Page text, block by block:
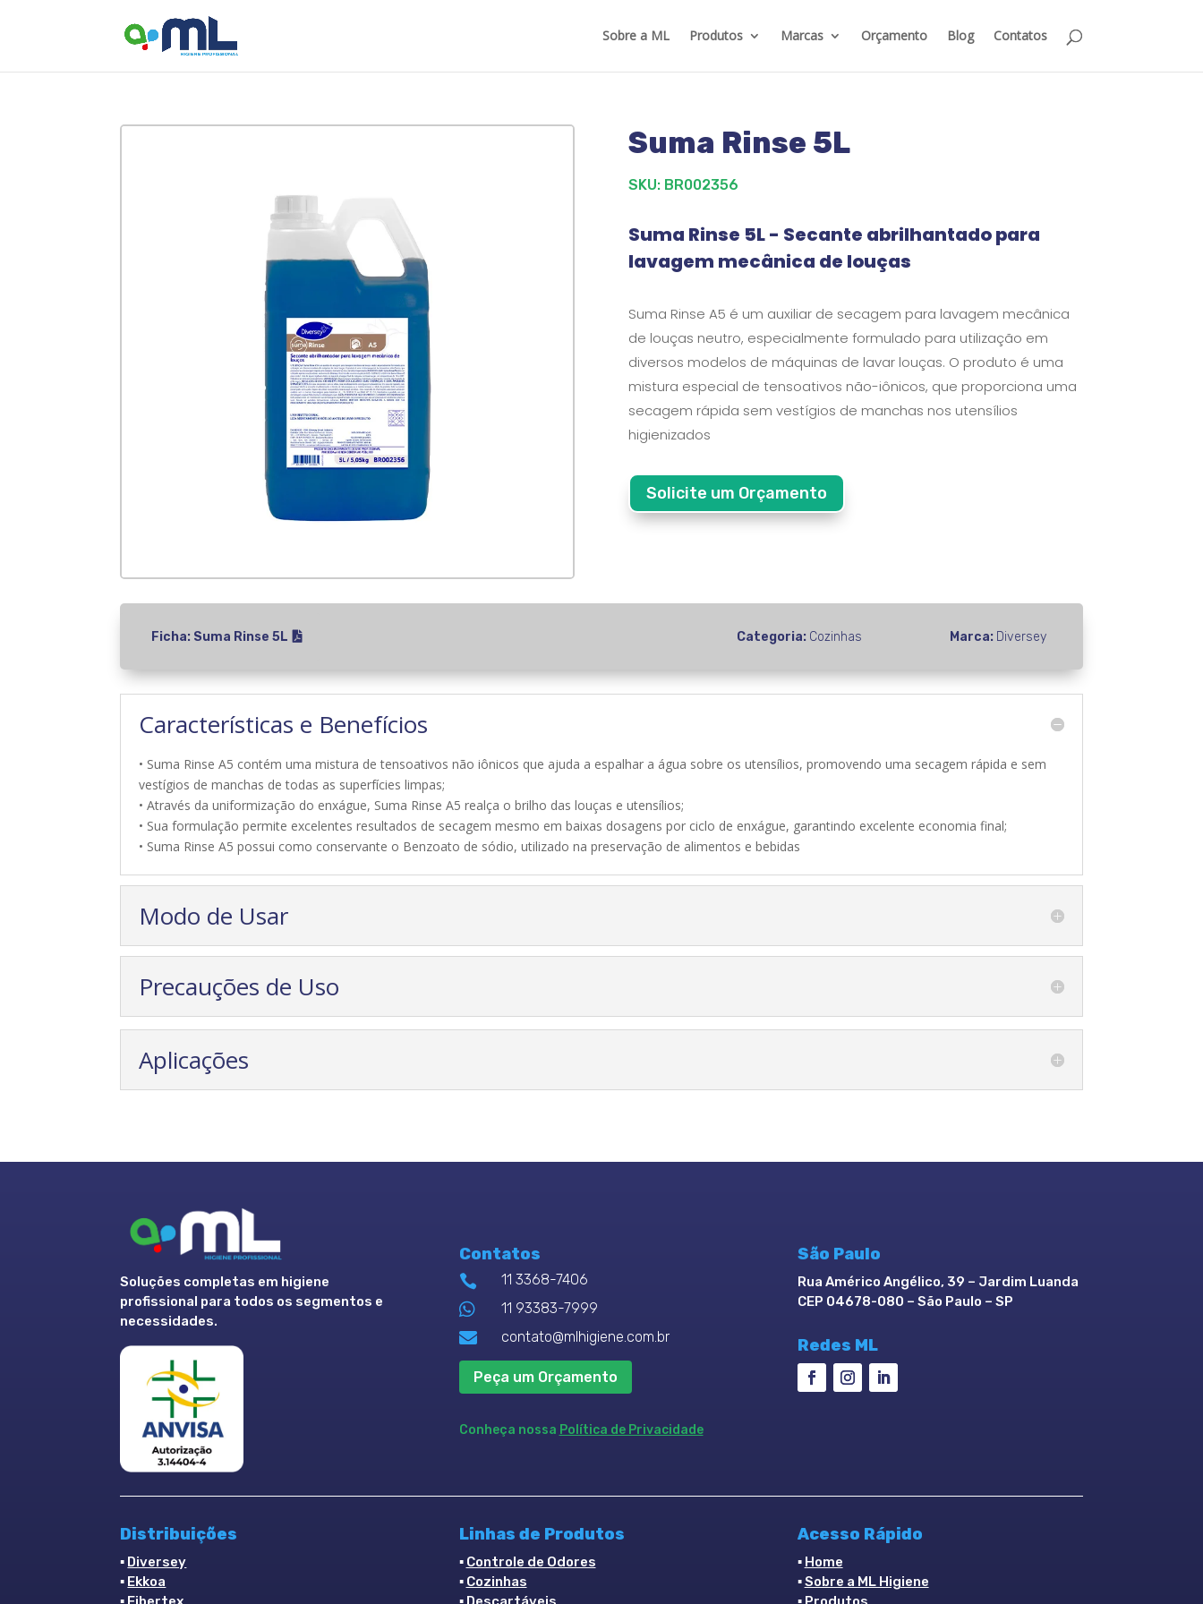
Sobre a ML Produtos Marcas Orçamento Blog Contatos
Suma Rinse 5L
SKU: BR002356
Suma Rinse 5L - Secante abrilhantado para
lavagem mecânica de louças
Suma Rinse A5 é um auxiliar de secagem para lavagem mecânica
de louças neutro, especialmente formulado para utilização em
diversos modelos de máquinas de lavar louças. O produto é uma
mistura especial de tensoativos não-iônicos, que proporciona uma
secagem rápida sem vestígios de manchas nos utensílios
higienizados
Solicite um Orçamento
Ficha: Suma Rinse 5L Categoria: Cozinhas Marca: Diversey
Características e Benefícios
• Suma Rinse A5 contém uma mistura de tensoativos não iônicos que ajuda a espalhar a água sobre os utensílios, promovendo uma secagem rápida e sem
vestígios de manchas de todas as superfícies limpas;
• Através da uniformização do enxágue, Suma Rinse A5 realça o brilho das louças e utensílios;
• Sua formulação permite excelentes resultados de secagem mesmo em baixas dosagens por ciclo de enxágue, garantindo excelente economia final;
• Suma Rinse A5 possui como conservante o Benzoato de sódio, utilizado na preservação de alimentos e bebidas
Modo de Usar
Precauções de Uso
Aplicações
Soluções completas em higiene
profissional para todos os segmentos e
necessidades.
Contatos
 11 3368-7406
 11 93383-7999
 contato@mlhigiene.com.br
Peça um Orçamento
Conheça nossa Política de Privacidade
São Paulo
Rua Américo Angélico, 39 – Jardim Luanda
CEP 04678-080 – São Paulo – SP
Redes ML
Distribuições
▪ Diversey
▪ Ekkoa
Linhas de Produtos
▪ Controle de Odores
▪ Cozinhas
Acesso Rápido
▪ Home
▪Sobre a ML Higiene